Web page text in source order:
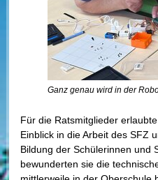
Ganz genau wird in der
Für die Ratsmitglieder
Einblick in die Arbeit des SFZ
Bildung der Schülerinnen und
bewunderten sie die